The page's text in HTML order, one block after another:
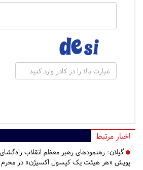
اخبار مرتبط
گیلان: رهنمودهای رهبر معظم انقلاب راه‌گشای
پویش «هر هیئت یک کپسول اکسیژن» در محرم